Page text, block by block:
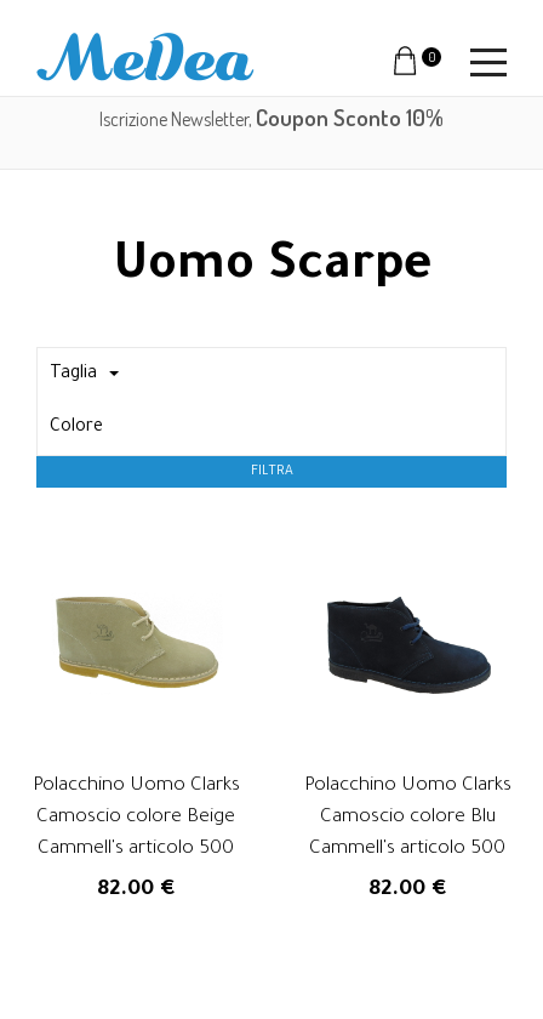
0
Iscrizione Newsletter, Coupon Sconto 10%
Uomo Scarpe
Taglia
Colore
Polacchino Uomo Clarks
Camoscio colore Beige
Cammell's articolo 500
82.00 €
Polacchino Uomo Clarks
Camoscio colore Blu
Cammell's articolo 500
82.00 €